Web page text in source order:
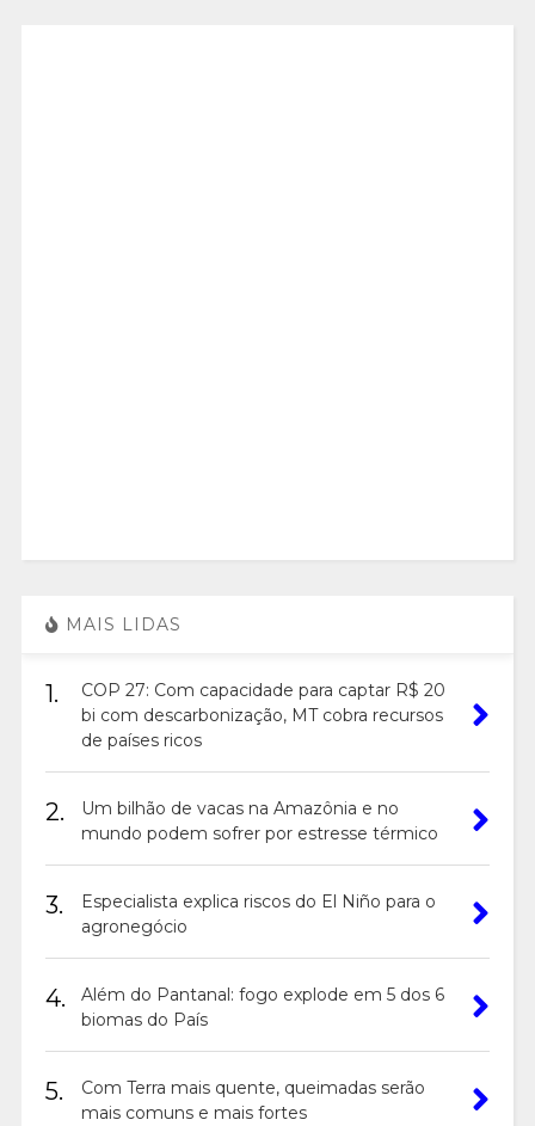
MAIS LIDAS
1.
COP 27: Com capacidade para captar R$ 20
bi com descarbonização, MT cobra recursos
de países ricos
2.
Um bilhão de vacas na Amazônia e no
mundo podem sofrer por estresse térmico
3.
Especialista explica riscos do El Niño para o
agronegócio
4.
Além do Pantanal: fogo explode em 5 dos 6
biomas do País
5.
Com Terra mais quente, queimadas serão
mais comuns e mais fortes